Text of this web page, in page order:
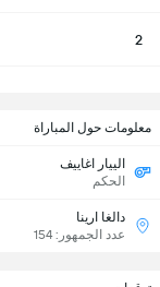
2
معلومات حول المباراة
الييار اغاييف
الحكم
دالغا ارينا
عدد الجمهور: 154